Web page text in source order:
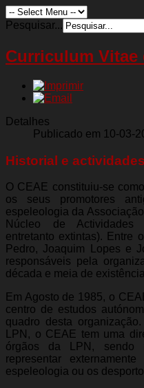
Pesquisar...
Curriculum Vitae
Detalhes
Publicado em 10-03-
Historial e actividades
O CEAE constituiu-se
os seus promotores
espeleologia da
Núcleo de Actividades
entretanto extintas). Entre
Pedro, Joaquim Lopes e
responsáveis pela
década e meia de
Em Agosto de 1985, o
centro de estudos
quadro desta
LPN, o CEAE tem uma
órgãos da LPN, sendo
representar
espeleologia ou os